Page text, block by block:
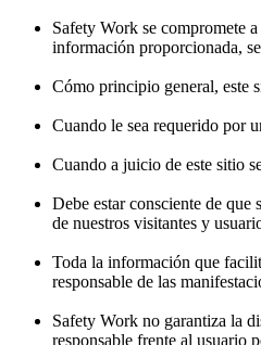
Safety Work se compromete
información proporcionada,
Cómo principio general, este
Cuando le sea requerido por
Cuando a juicio de este sitio
Debe estar consciente de
de nuestros visitantes y
Toda la información que
responsable de las
Safety Work no garantiza la
responsable frente al usuario